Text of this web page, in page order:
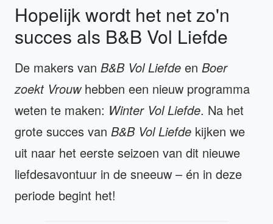
Hopelijk wordt het net zo'n
succes als B&B Vol Liefde
De makers van B&B Vol Liefde en Boer
zoekt Vrouwhebben een nieuw programma
weten te maken: Winter Vol Liefde. Na het
grote succes van B&B Vol Liefde kijken we
uit naar het eerste seizoen van dit nieuwe
liefdesavontuur in de sneeuw – én in deze
periode begint het!